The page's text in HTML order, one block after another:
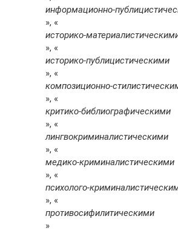
информационно-
», «
историко-
», «
историко-публицистическими
», «
композиционно-
», «
критико-библиографическими
», «
лингвокриминалистическими
», «
медико-криминалистическими
», «
психолого-
», «
противосифилитическими
»